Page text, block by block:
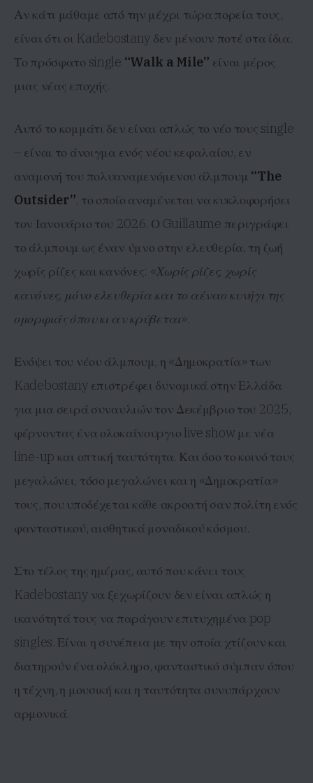
Αν κάτι μάθαμε από την μέχρι τώρα πορεία τους,
είναι ότι οι Kadebostany δεν μένουν ποτέ στα ίδια.
Το πρόσφατο single “Walk a Mile” είναι μέρος
μιας νέας εποχής.
Αυτό το κομμάτι δεν είναι απλώς το νέο τους single
– είναι το άνοιγμα ενός νέου κεφαλαίου, εν
αναμονή του πολυαναμενόμενου άλμπουμ “The
Outsider”, το οποίο αναμένεται να κυκλοφορήσει
τον Ιανουάριο του 2026. Ο Guillaume περιγράφει
το άλμπουμ ως έναν ύμνο στην ελευθερία, τη ζωή
χωρίς ρίζες και κανόνες: «Χωρίς ρίζες, χωρίς
κανόνες, μόνο ελευθερία και το αέναο κυνήγι της
ομορφιάς όπου κι αν κρύβεται».
Ενόψει του νέου άλμπουμ, η «Δημοκρατία» των
Kadebostany επιστρέφει δυναμικά στην Ελλάδα
για μια σειρά συναυλιών τον Δεκέμβριο του 2025,
φέρνοντας ένα ολοκαίνουργιο live show με νέα
line-up και οπτική ταυτότητα. Και όσο το κοινό τους
μεγαλώνει, τόσο μεγαλώνει και η «Δημοκρατία»
τους, που υποδέχεται κάθε ακροατή σαν πολίτη ενός
φανταστικού, αισθητικά μοναδικού κόσμου.
Στο τέλος της ημέρας, αυτό που κάνει τους
Kadebostany να ξεχωρίζουν δεν είναι απλώς η
ικανότητά τους να παράγουν επιτυχημένα pop
singles. Είναι η συνέπεια με την οποία χτίζουν και
διατηρούν ένα ολόκληρο, φανταστικό σύμπαν όπου
η τέχνη, η μουσική και η ταυτότητα συνυπάρχουν
αρμονικά.